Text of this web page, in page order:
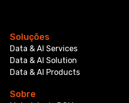
Soluções
Data & AI Services
Data & AI Solution
Data & AI Products
Sobre